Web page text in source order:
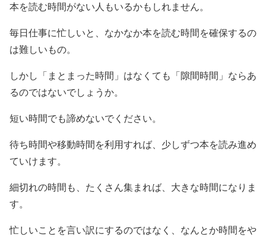
本を読む時間がない人もいるかもしれません。
毎日仕事に忙しいと、なかなか本を読む時間を確保するの
は難しいもの。
しかし「まとまった時間」はなくても「隙間時間」ならあ
るのではないでしょうか。
短い時間でも諦めないでください。
待ち時間や移動時間を利用すれば、少しずつ本を読み進め
ていけます。
細切れの時間も、たくさん集まれば、大きな時間になりま
す。
忙しいことを言い訳にするのではなく、なんとか時間をや